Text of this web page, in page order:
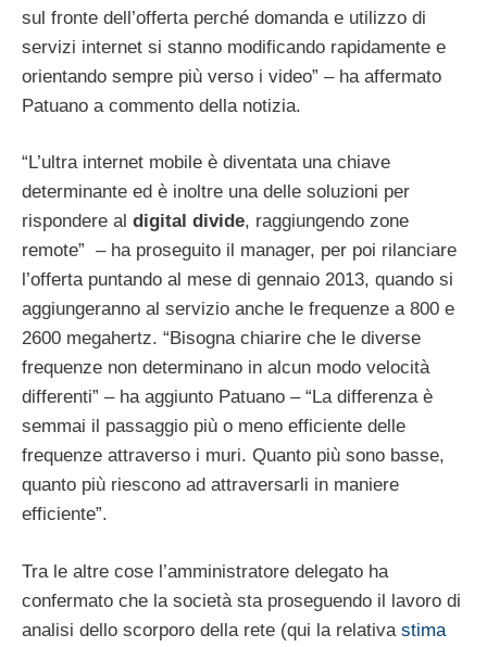
sul fronte dell’offerta perché domanda e utilizzo di
servizi internet si stanno modificando rapidamente e
orientando sempre più verso i video” – ha affermato
Patuano a commento della notizia.
“L’ultra internet mobile è diventata una chiave
determinante ed è inoltre una delle soluzioni per
rispondere al digital divide, raggiungendo zone
remote” – ha proseguito il manager, per poi rilanciare
l’offerta puntando al mese di gennaio 2013, quando si
aggiungeranno al servizio anche le frequenze a 800 e
2600 megahertz. “Bisogna chiarire che le diverse
frequenze non determinano in alcun modo velocità
differenti” – ha aggiunto Patuano – “La differenza è
semmai il passaggio più o meno efficiente delle
frequenze attraverso i muri. Quanto più sono basse,
quanto più riescono ad attraversarli in maniere
efficiente”.
Tra le altre cose l’amministratore delegato ha
confermato che la società sta proseguendo il lavoro di
analisi dello scorporo della rete (qui la relativastima